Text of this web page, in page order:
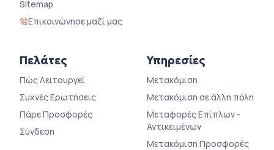
Sitemap
Επικοινώνησε μαζί μας
Πελάτες
Πώς Λειτουργεί
Συχνές Ερωτήσεις
Πάρε Προσφορές
Σύνδεση
Υπηρεσίες
Μετακόμιση
Μετακόμιση σε άλλη πόλη
Μεταφορές Επίπλων -
Αντικειμένων
Μετακόμιση Προσφορές